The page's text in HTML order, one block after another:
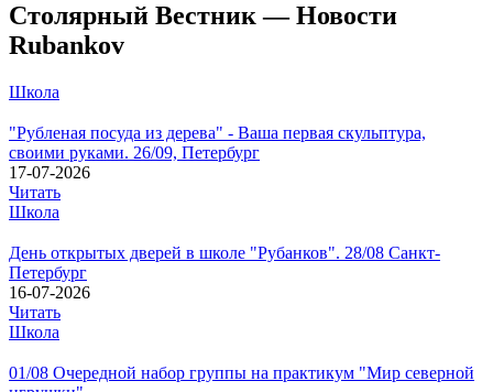
Столярный Вестник — Новости
Rubankov
Школа
"Рубленая посуда из дерева" - Ваша первая скульптура,
своими руками. 26/09, Петербург
17-07-2026
Читать
Школа
День открытых дверей в школе "Рубанков". 28/08 Санкт-
Петербург
16-07-2026
Читать
Школа
01/08 Очередной набор группы на практикум "Мир северной